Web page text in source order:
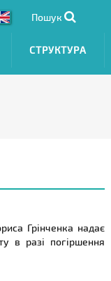
Пошук
СТРУКТУРА
Грінченка надає
в разі погіршення